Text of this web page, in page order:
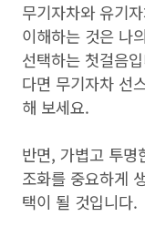
무기자차와 유기
이해하는 것은 나
선택하는 첫걸음
다면 무기자차 선
해 보세요.
반면, 가볍고 투명
조화를 중요하게
택이 될 것입니다.